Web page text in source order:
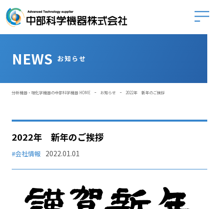
中部科
NEWS お知らせ
分析機器・理化学機器の中部科学機器 HOME - お知らせ - 2022年 新年のご挨拶
2022年 新年のご挨拶
#会社情報 2022.01.01